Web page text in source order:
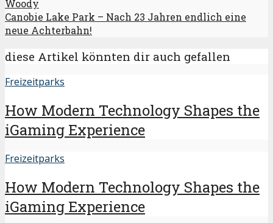
Woody
Canobie Lake Park – Nach 23 Jahren endlich eine
neue Achterbahn!
diese Artikel könnten dir auch gefallen
Freizeitparks
How Modern Technology Shapes the
iGaming Experience
Freizeitparks
How Modern Technology Shapes the
iGaming Experience